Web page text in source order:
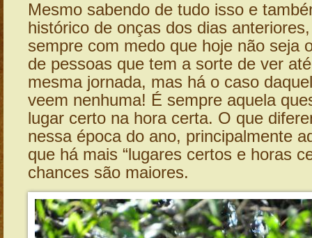
Mesmo sabendo de tudo isso e
histórico de onças dos dias
sempre com medo que hoje não seja
de pessoas que tem a sorte de ver
mesma jornada, mas há o caso
veem nenhuma! É sempre aquela
lugar certo na hora certa. O que
nessa época do ano, principalmente
que há mais “lugares certos e horas
chances são maiores.